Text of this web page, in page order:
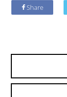
Share